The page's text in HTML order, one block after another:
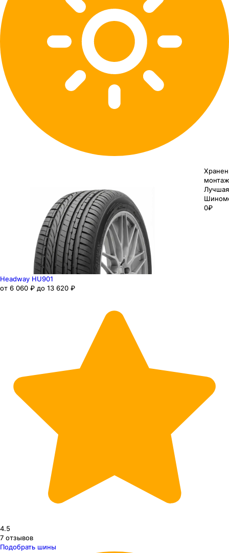
0₽
Headway HU901
от 6 060 ₽ до 13 620 ₽
4.5
7 отзывов
Подобрать шины